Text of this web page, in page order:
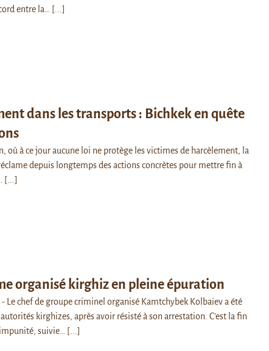
entre la…
[...]
dans les transports : Bichkek en quête
où à ce jour aucune loi ne protège les victimes de harcèlement, la
depuis longtemps des actions concrètes pour mettre fin à
[...]
organisé kirghiz en pleine épuration
- Le chef de groupe criminel organisé Kamtchybek Kolbaïev a été
kirghizes, après avoir résisté à son arrestation. C'est la fin
suivie…
[...]